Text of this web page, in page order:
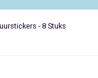
- 8 Stuks